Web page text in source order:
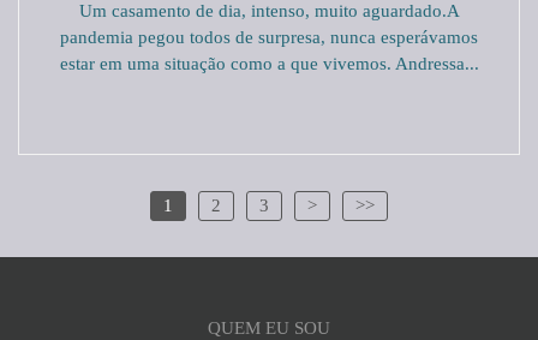
Um casamento de dia, intenso, muito aguardado.A
pandemia pegou todos de surpresa, nunca esperávamos
estar em uma situação como a que vivemos. Andressa...
1 2 3 > >>
QUEM EU SOU